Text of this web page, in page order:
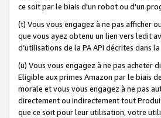
ce soit par le biais d'un robot ou d'un
(t) Vous vous engagez à ne pas afficher
que vous ayez obtenu un lien vers ledit
d’utilisations de la PA API décrites dans la
(u) Vous vous engagez à ne pas acheter
Eligible aux primes Amazon par le biais
morale et vous vous engagez à ne pas
directement ou indirectement tout
que ce soit pour leur utilisation, votre